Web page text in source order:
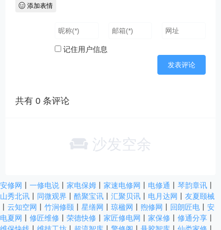
添加表情
记住用户信息
共有0 条评论
沙发空余
安修网 一修电说 家电保姆 家速电修网 电修通 琴韵章讯
山秀北讯
同微观界 酷聚宝讯 汇聚贝讯 电月达网
友夏颐械
云知空网 竹涧修颐 星缮网 琼楹网 煦修网 回朗匠电
安
电夏网
修匠维修 荣德快修 家匠修电网 家保修 修通分享